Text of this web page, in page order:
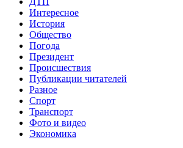
Интересное
История
Общество
Погода
Президент
Происшествия
Публикации читателей
Разное
Спорт
Транспорт
Фото и видео
Экономика